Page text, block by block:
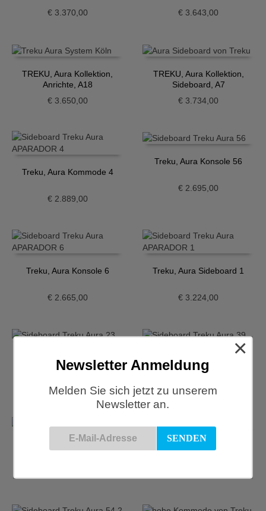
€3.370,00 € 3.643,00
TREKU, Aura Kollektion,
Anrichte, A18
€3.650,00
TREKU, Aura Kollektion,
Sideboard, A7
€ 3.734,00
Treku, Aura Kommode 4
€2.889,00
Treku, Aura Konsole 56
€ 2.695,00
Treku, Aura Konsole 6
€2.665,00
Treku, Aura Sideboard 1
€ 3.224,00
Treku, Aura Sideboard 23
€ 4.038,00
Treku, Aura Sideboard 37
Newsletter Anmeldung
Melden Sie sich jetzt zu unserem
Newsletter an.
×